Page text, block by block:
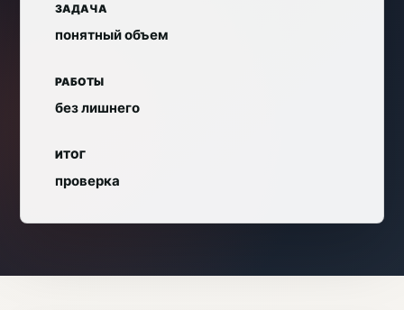
ЗАДАЧА
понятный объем
РАБОТЫ
без лишнего
ИТОГ
проверка